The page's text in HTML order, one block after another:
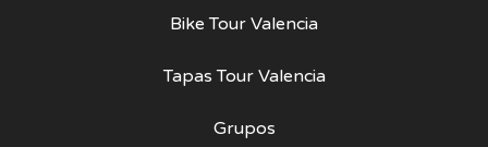
Bike Tour Valencia
Tapas Tour Valencia
Grupos